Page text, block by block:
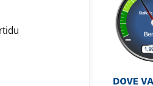
la notizia: 'SARDEGNA: ENEL